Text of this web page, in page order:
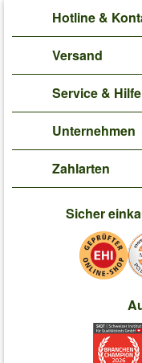
Hotline &
Versand
Service & Hilfe
Unternehmen
Zahlarten
Sicher